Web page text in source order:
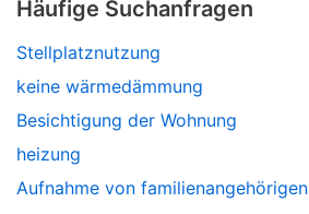
Häufige Suchanfragen
Stellplatznutzung
keine wärmedämmung
Besichtigung der Wohnung
heizung
Aufnahme von familienangehörigen